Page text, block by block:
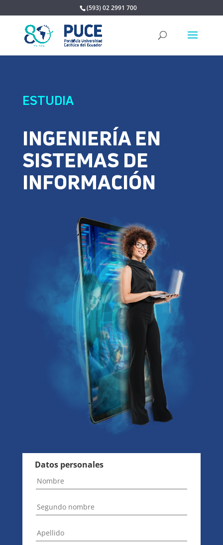
(593) 02 2991 700
ESTUDIA
INGENIERÍA EN
SISTEMAS DE
INFORMACIÓN
Datos personales